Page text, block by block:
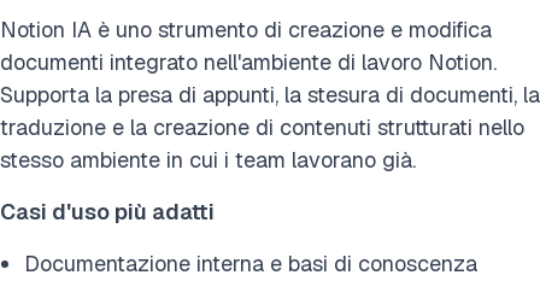
Notion IA è uno strumento di creazione e modifica
documenti integrato nell'ambiente di lavoro Notion.
Supporta la presa di appunti, la stesura di documenti, la
traduzione e la creazione di contenuti strutturati nello
stesso ambiente in cui i team lavorano già.
Casi d'uso più adatti
Documentazione interna e basi di conoscenza